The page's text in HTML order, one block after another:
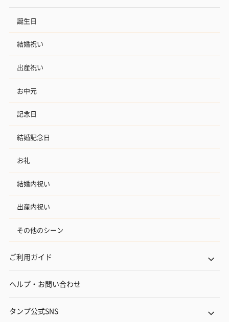
誕生日
結婚祝い
出産祝い
お中元
記念日
結婚記念日
お礼
結婚内祝い
出産内祝い
その他のシーン
ご利用ガイド
ヘルプ・お問い合わせ
タンプ公式SNS